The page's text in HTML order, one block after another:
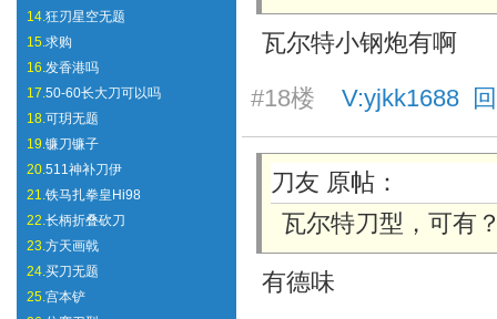
14.狂刃星空无题
15.求购
16.发香港吗
17.50-60长大刀可以吗
18.可玥无题
19.镰刀镰子
20.511神补刀伊
21.铁马扎拳皇Hi98
22.长柄折叠砍刀
23.方天画戟
24.买刀无题
25.宫本铲
瓦尔特小钢炮有啊
#18楼 V:yjkk1688
刀友 原帖：
瓦尔特刀型，可有
有德味